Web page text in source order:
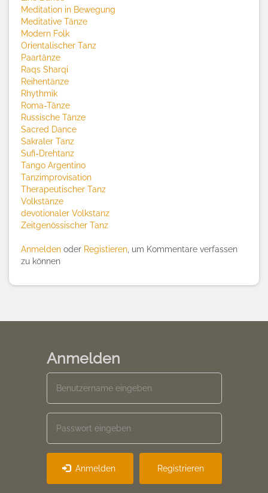
Meditation in Bewegung
Meditative Tänze
Modern Folk
Orientalischer Tanz
Paartänze
Raqs Sharqi
Reihentänze
Rhythmik
Roma-Tänze
Russische Tänze
Sacred Dance
Sakraler Tanz
Sufi-Drehtanz
Tango Argentino
Tanzimprovisation
Therapeutischer Tanz
Volkstänze
devotionaler Volkstanz
Zeitgenössischer Tanz
Anmelden oder Registieren , um Kommentare verfassen
zu können
Anmelden
Anmelden Registrieren